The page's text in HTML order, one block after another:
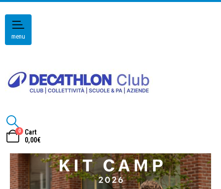
menu
0
Cart
0,00€